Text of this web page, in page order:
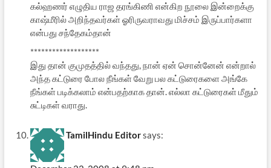
கல்ஹணர் எழுதிய ராஜ தரங்கிணி என்கிற நூலை இன்றைக்கு
காஷ்மீரில் அறிந்தவர்கள் ஓரிருவராவது மிச்சம் இருப்பார்களா
என்பது சந்தேகம்தான்
*******************
இது தான் குமுதத்தில் வந்தது, நான் ஏன் சொன்னேன் என்றால்
அந்த கட்டுரை போல நீங்கள் வேறு பல கட்டுரைகளை அங்கே
நீங்கள் படிக்கலாம் என்பதற்காக தான். எல்லா கட்டுரைகள் மீதும்
சுட்டிகள் வராது.
TamilHindu Editorsays: